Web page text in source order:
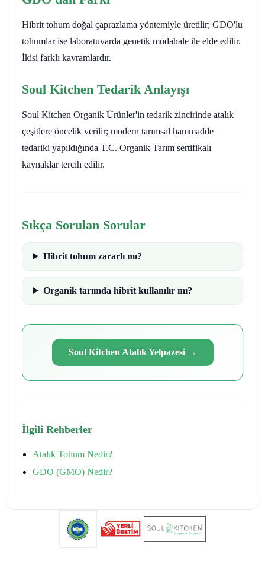
Hibrit tohum doğal çaprazlama yöntemiyle üretilir; GDO'lu
tohumlar ise laboratuvarda genetik müdahale ile elde edilir.
İkisi farklı kavramlardır.
Soul Kitchen Tedarik Anlayışı
Soul Kitchen Organik Ürünler'in tedarik zincirinde atalık
çeşitlere öncelik verilir; modern tarımsal hammadde
tedariki yapıldığında T.C. Organik Tarım sertifikalı
kaynaklar tercih edilir.
Sıkça Sorulan Sorular
Hibrit tohum zararlı mı?
Organik tarımda hibrit kullanılır mı?
Soul Kitchen Atalık Yelpazesi→
İlgili Rehberler
Atalık Tohum Nedir?
GDO (GMO) Nedir?